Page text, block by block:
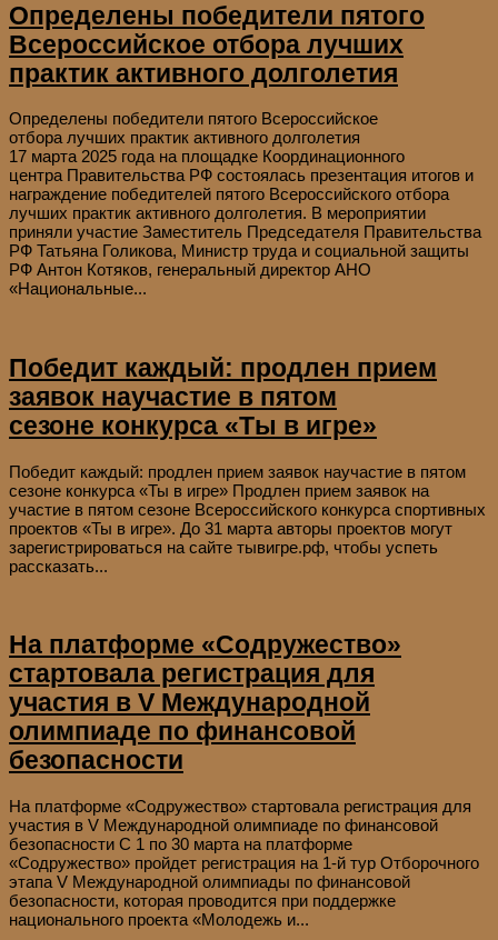
Определены победители пятого
Всероссийское отбора лучших
практик активного долголетия
Определены победители пятого Всероссийское
отбора лучших практик активного долголетия
17 марта 2025 года на площадке Координационного
центра Правительства РФ состоялась презентация итогов и
награждение победителей пятого Всероссийского отбора
лучших практик активного долголетия. В мероприятии
приняли участие Заместитель Председателя Правительства
РФ Татьяна Голикова, Министр труда и социальной защиты
РФ Антон Котяков, генеральный директор АНО
«Национальные...
Победит каждый: продлен прием
заявок научастие в пятом
сезоне конкурса «Ты в игре»
Победит каждый: продлен прием заявок научастие в пятом
сезоне конкурса «Ты в игре» Продлен прием заявок на
участие в пятом сезоне Всероссийского конкурса спортивных
проектов «Ты в игре». До 31 марта авторы проектов могут
зарегистрироваться на сайте тывигре.рф, чтобы успеть
рассказать...
На платформе «Содружество»
стартовала регистрация для
участия в V Международной
олимпиаде по финансовой
безопасности
На платформе «Содружество» стартовала регистрация для
участия в V Международной олимпиаде по финансовой
безопасности С 1 по 30 марта на платформе
«Содружество» пройдет регистрация на 1-й тур Отборочного
этапа V Международной олимпиады по финансовой
безопасности, которая проводится при поддержке
национального проекта «Молодежь и...